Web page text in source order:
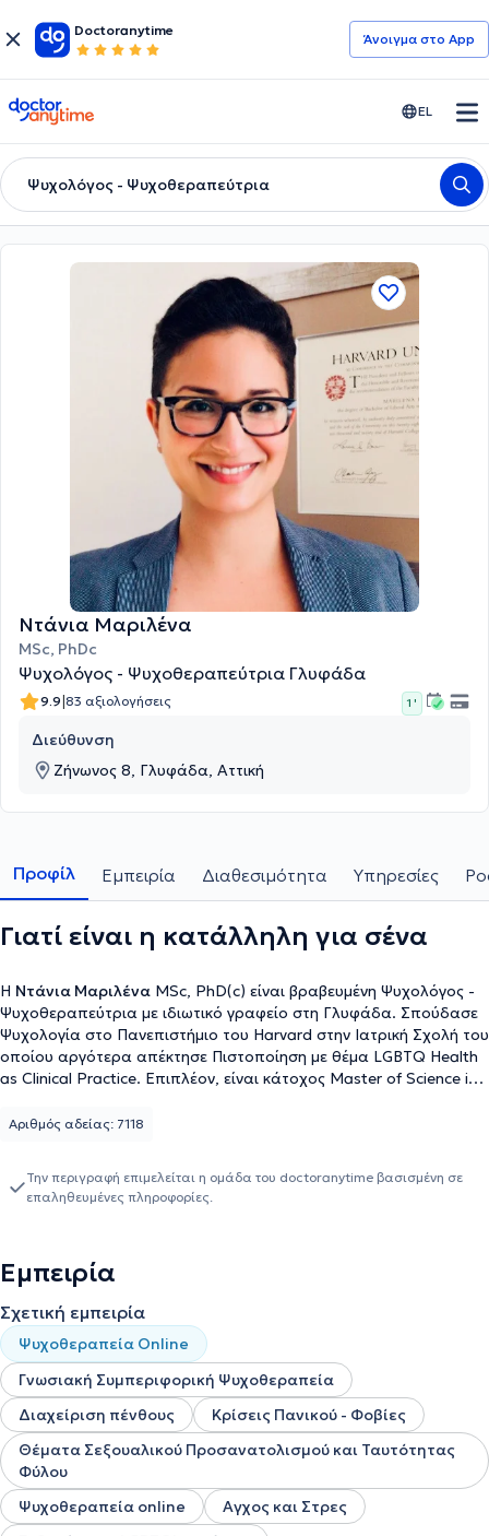
Doctoranytime
Άνοιγμα στο App
doctoranytime EL
Ψυχολόγος - Ψυχοθεραπεύτρια
Ντάνια Μαριλένα
MSc, PhDc
Ψυχολόγος - Ψυχοθεραπεύτρια Γλυφάδα
9.9|83 αξιολογήσεις 1 '
Διεύθυνση
Ζήνωνος 8, Γλυφάδα, Αττική
Προφίλ Εμπειρία Διαθεσιμότητα Υπηρεσίες
Γιατί είναι η κατάλληλη για σένα
Η Ντάνια Μαριλένα MSc, PhD(c) είναι βραβευμένη Ψυχολόγος -
Ψυχοθεραπεύτρια με ιδιωτικό γραφείο στη Γλυφάδα. Σπούδασε
Ψυχολογία στο Πανεπιστήμιο του Harvard στην Ιατρική Σχολή του
οποίου αργότερα απέκτησε Πιστοποίηση με θέμα LGBTQ Health
as Clinical Practice. Επιπλέον, είναι κάτοχος Master of Science in
University-ICPS. Την Πρακτική άσκηση της την πραγματοποίησε
Lab και ως Βοηθός Καθηγητή στο PSYC S-1507 Psychology of
Diversity του Πανεπιστημίου Harvard. Τέλος, είναι εξειδικευμένη
αυτογνωσίας.
Αριθμός αδείας: 7118
Την περιγραφή επιμελείται η ομάδα του doctoranytime βασισμένη σε
επαληθευμένες πληροφορίες.
Εμπειρία
Σχετική εμπειρία
Ψυχοθεραπεία Online
Γνωσιακή Συμπεριφορική Ψυχοθεραπεία
Διαχείριση πένθους
Κρίσεις Πανικού - Φοβίες
Θέματα Σεξουαλικού Προσανατολισμού και Ταυτότητας
Φύλου
Ψυχοθεραπεία online
Αγχος και Στρες